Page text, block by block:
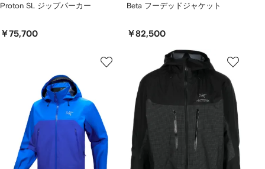
Proton SL ジップパーカー
￥75,700
Beta フーデッドジャケット
￥82,500